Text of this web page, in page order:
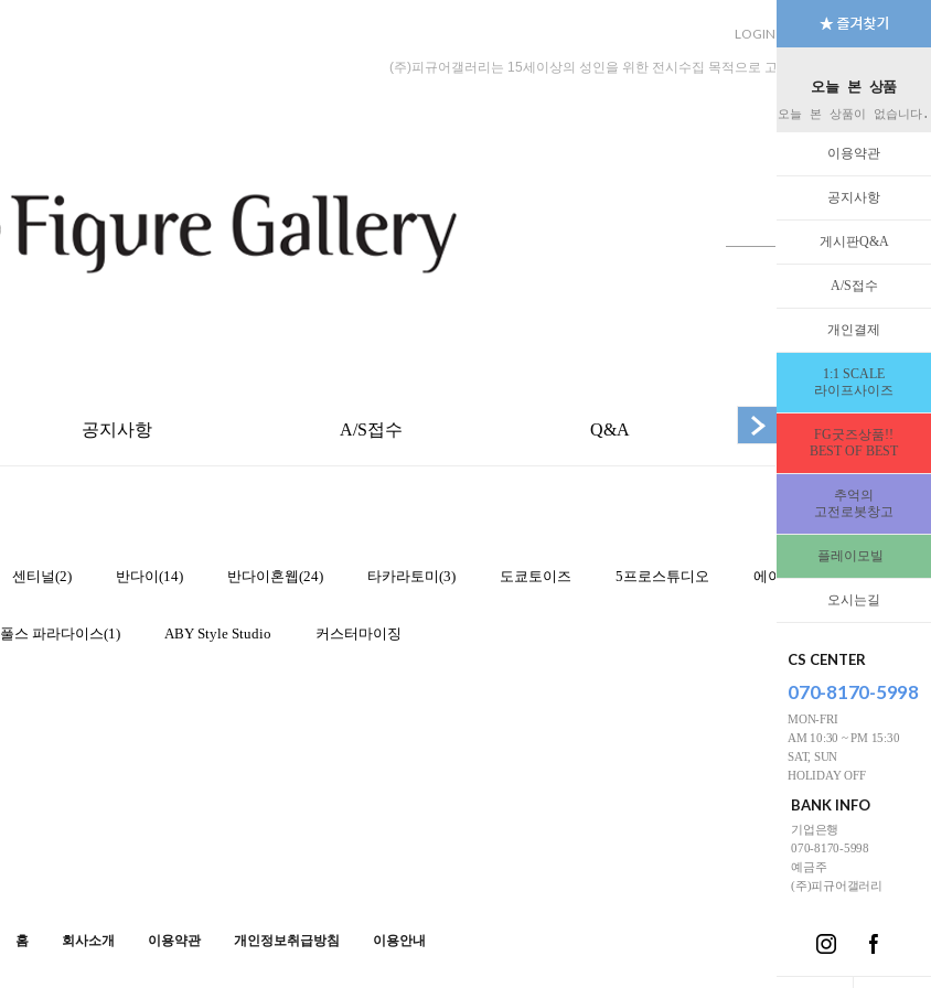
오늘 본 상품
오늘 본 상품이 없습니다.
이용약관
공지사항
게시판Q&A
A/S접수
개인결제
1:1 SCALE
라이프사이즈
FG굿즈상품!!
BEST OF BEST
추억의
고전로봇창고
플레이모빌
오시는길
CS CENTER
070-8170-5998
MON-FRI
AM 10:30 ~ PM 15:30
SAT, SUN
HOLIDAY OFF
BANK INFO
기업은행
070-8170-5998
예금주
(주)피규어갤러리
LOGIN JOIN MYPAGE
(주)피규어갤러리는 15세이상의 성인을 위한 전시수집 목적으로 고안된 수입판매 전문 법인
공지사항 A/S접수 Q&A EVENT
센티널(2) 반다이(14) 반다이혼웹(24) 타카라토미(3) 도쿄토이즈 5프로스튜디오 에이치엘 초합금 커
풀스 파라다이스(1) ABY Style Studio 커스터마이징
홈 회사소개 이용약관 개인정보취급방침 이용안내